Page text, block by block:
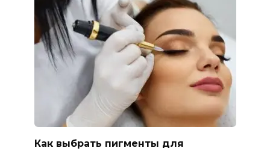
Как выбрать пигменты для